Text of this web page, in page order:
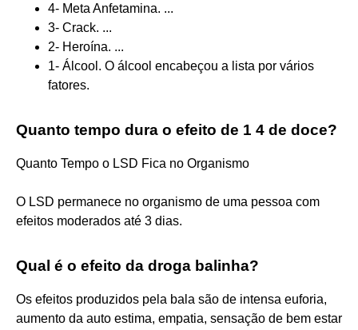
4- Meta Anfetamina. ...
3- Crack. ...
2- Heroína. ...
1- Álcool. O álcool encabeçou a lista por vários
fatores.
Quanto tempo dura o efeito de 1 4 de doce?
Quanto Tempo o LSD Fica no Organismo
O LSD permanece no organismo de uma pessoa com
efeitos moderados até 3 dias.
Qual é o efeito da droga balinha?
Os efeitos produzidos pela bala são de intensa euforia,
aumento da auto estima, empatia, sensação de bem estar